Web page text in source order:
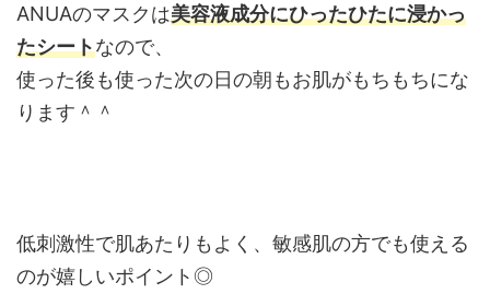
ANUAのマスクは美容液成分にひったひたに浸かっ
たシートなので、
使った後も使った次の日の朝もお肌がもちもちにな
ります＾＾
低刺激性で肌あたりもよく、敏感肌の方でも使える
のが嬉しいポイント◎